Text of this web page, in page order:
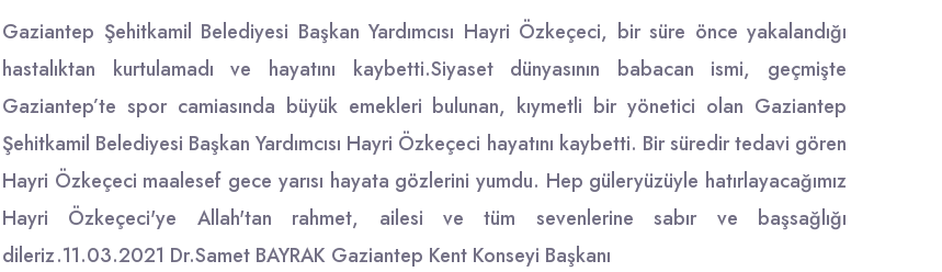
Gaziantep Şehitkamil Belediyesi Başkan Yardımcısı Hayri Özkeçeci, bir süre önce yakalandığı
hastalıktan kurtulamadı ve hayatını kaybetti.Siyaset dünyasının babacan ismi, geçmişte
Gaziantep’te spor camiasında büyük emekleri bulunan, kıymetli bir yönetici olan Gaziantep
Şehitkamil Belediyesi Başkan Yardımcısı Hayri Özkeçeci hayatını kaybetti. Bir süredir tedavi gören
Hayri Özkeçeci maalesef gece yarısı hayata gözlerini yumdu. Hep güleryüzüyle hatırlayacağımız
Hayri Özkeçeci'ye Allah'tan rahmet, ailesi ve tüm sevenlerine sabır ve başsağlığı
dileriz.11.03.2021 Dr.Samet BAYRAK Gaziantep Kent Konseyi Başkanı